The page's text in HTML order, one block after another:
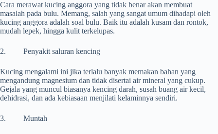
Cara merawat kucing anggora yang tidak benar akan membuat
masalah pada bulu. Memang, salah yang sangat umum dihadapi oleh
kucing anggora adalah soal bulu. Baik itu adalah kusam dan rontok,
mudah lepek, hingga kulit terkelupas.
2. Penyakit saluran kencing
Kucing mengalami ini jika terlalu banyak memakan bahan yang
mengandung magnesium dan tidak disertai air mineral yang cukup.
Gejala yang muncul biasanya kencing darah, susah buang air kecil,
dehidrasi, dan ada kebiasaan menjilati kelaminnya sendiri.
3. Muntah